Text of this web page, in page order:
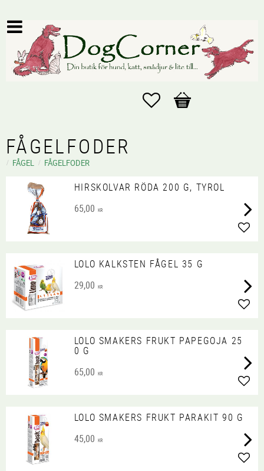
Favoriter
Kundvagn
FÅGELFODER
FÅGEL FÅGELFODER
HIRSKOLVAR RÖDA 200 G, TYROL
65,00 KR
LOLO KALKSTEN FÅGEL 35 G
29,00 KR
LOLO SMAKERS FRUKT PAPEGOJA 25
0 G
65,00 KR
LOLO SMAKERS FRUKT PARAKIT 90 G
45,00 KR